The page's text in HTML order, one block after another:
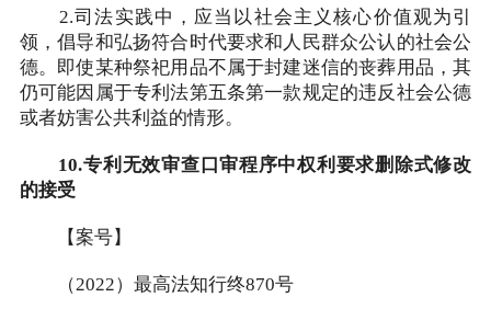
2.司法实践中，应当以社会主义核心价值观为引
领，倡导和弘扬符合时代要求和人民群众公认的社会公
德。即使某种祭祀用品不属于封建迷信的丧葬用品，其
仍可能因属于专利法第五条第一款规定的违反社会公德
或者妨害公共利益的情形。
10.专利无效审查口审程序中权利要求删除式修改
的接受
【案号】
（2022）最高法知行终870号